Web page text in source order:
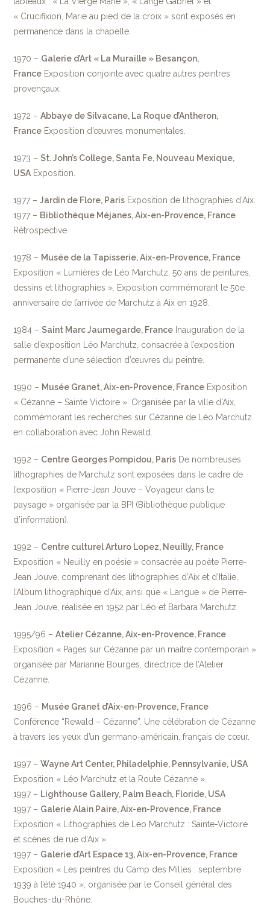
« Crucifixion, Marie au pied de la croix » sont exposés en
permanence dans la chapelle.
1970 – Galerie d’Art « La Muraille » Besançon,
France Exposition conjointe avec quatre autres peintres
provençaux.
1972 –Abbaye de Silvacane, La Roque d’Antheron,
France Exposition d’œuvres monumentales.
1973 –St. John’s College, Santa Fe, Nouveau Mexique,
USA Exposition.
1977 –Jardin de Flore, Paris Exposition de lithographies d’Aix.
1977 – Bibliothèque Méjanes, Aix-en-Provence, France
Rétrospective.
1978 – Musée de la Tapisserie, Aix-en-Provence, France
Exposition « Lumières de Léo Marchutz, 50 ans de peintures,
dessins et lithographies ». Exposition commémorant le 50e
anniversaire de l’arrivée de Marchutz à Aix en 1928.
1984 –Saint Marc Jaumegarde, France Inauguration de la
salle d’exposition Léo Marchutz, consacrée à l’exposition
permanente d’une sélection d’œuvres du peintre.
1990 – Musée Granet, Aix-en-Provence, France Exposition
« Cézanne – Sainte Victoire ». Organisée par la ville d’Aix,
commémorant les recherches sur Cézanne de Léo Marchutz
en collaboration avec John Rewald.
1992 – Centre Georges Pompidou, Paris De nombreuses
lithographies de Marchutz sont exposées dans le cadre de
l’exposition « Pierre-Jean Jouve – Voyageur dans le
paysage » organisée par la BPI (Bibliothèque publique
d’information).
1992 – Centre culturel Arturo Lopez, Neuilly, France
Exposition « Neuilly en poésie » consacrée au poète Pierre-
Jean Jouve, comprenant des lithographies d’Aix et d’Italie,
l’Album lithographique d’Aix, ainsi que « Langue » de Pierre-
Jean Jouve, réalisée en 1952 par Léo et Barbara Marchutz.
1995/96 –Atelier Cézanne, Aix-en-Provence, France
Exposition « Pages sur Cézanne par un maître contemporain »
organisée par Marianne Bourges, directrice de l’Atelier
Cézanne.
1996 – Musée Granet d’Aix-en-Provence, France
Conférence “Rewald – Cézanne”. Une célébration de Cézanne
à travers les yeux d’un germano-américain, français de cœur.
1997 –Wayne Art Center, Philadelphie, Pennsylvanie, USA
Exposition « Léo Marchutz et la Route Cézanne ».
1997 – Lighthouse Gallery, Palm Beach, Floride, USA
1997 – Galerie Alain Paire, Aix-en-Provence, France
Exposition « Lithographies de Léo Marchutz : Sainte-Victoire
et scènes de rue d’Aix ».
1997 – Galerie d’Art Espace 13, Aix-en-Provence, France
Exposition « Les peintres du Camp des Milles : septembre
1939 à l’été 1940 », organisée par le Conseil général des
Bouches-du-Rhône.